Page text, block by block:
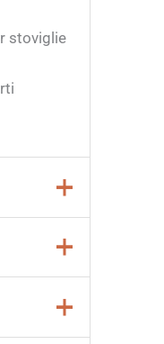
stoviglie